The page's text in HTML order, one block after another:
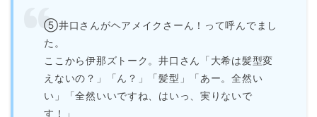
⑤井口さんがヘアメイクさーん！って呼んでまし
た。
ここから伊那ズトーク。井口さん「大希は髪型変
えないの？」「ん？」「髪型」「あー。全然い
い」「全然いいですね、はいっ、実りないで
す！」